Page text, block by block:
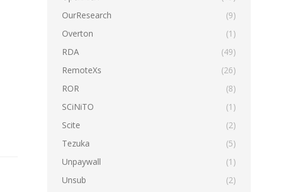
OurResearch
(9)
Overton
(1)
RDA
(49)
RemoteXs
(26)
ROR
(8)
SCiNiTO
(1)
Scite
(2)
Tezuka
(5)
Unpaywall
(1)
Unsub
(2)